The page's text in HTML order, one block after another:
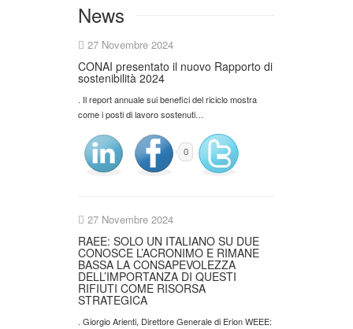
News
27 Novembre 2024
CONAI presentato il nuovo Rapporto di
sostenibilità 2024
. Il report annuale sui benefici del riciclo mostra
come i posti di lavoro sostenuti…
0
27 Novembre 2024
RAEE: SOLO UN ITALIANO SU DUE
CONOSCE L’ACRONIMO E RIMANE
BASSA LA CONSAPEVOLEZZA
DELL’IMPORTANZA DI QUESTI
RIFIUTI COME RISORSA
STRATEGICA
. Giorgio Arienti, Direttore Generale di Erion WEEE: